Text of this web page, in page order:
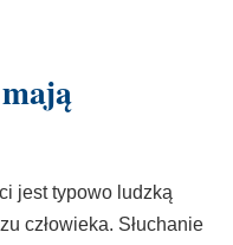
jest typowo ludzką
człowieka. Słuchanie